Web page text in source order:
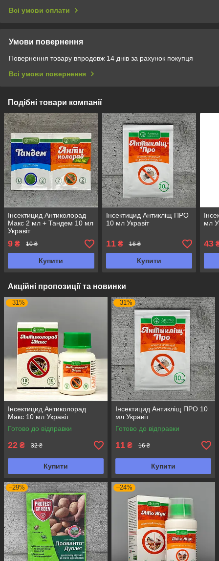
Всі умови оплати
Умови повернення
Повернення товару впродовж 14 днів за рахунок покупця
Всі умови повернення
Подібні товари компанії
Інсектицид Антиколорад
Макс 2 мл + Тандем 10 мл
Укравіт
9 ₴ 10 ₴
Купити
Інсектицид Антикліщ ПРО
10 мл Укравіт
11₴ 16 ₴
Купити
мл
43
Акційні пропозиції та новинки
–31%
Інсектицид Антиколорад
Макс 10 мл Укравіт
Готово до відправки
22 ₴ 32 ₴
Купити
–31%
Інсектицид Антикліщ ПРО 10
мл Укравіт
Готово до відправки
11 ₴ 16 ₴
Купити
–29% –24%